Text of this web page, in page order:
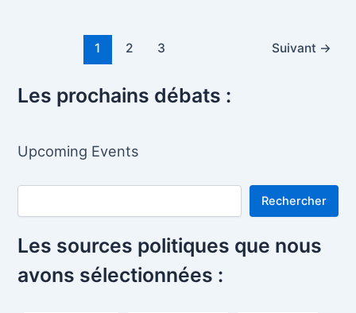
1 2 3 Suivant →
Les prochains débats :
Upcoming Events
Rechercher
Rechercher
Les sources politiques que nous
avons sélectionnées :